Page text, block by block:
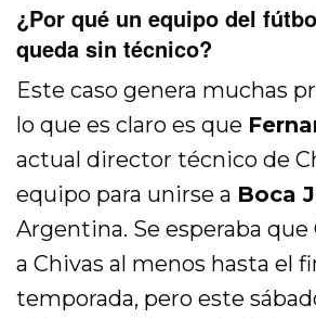
¿Por qué un equipo del
queda sin técnico?
Este caso genera muchas
lo que es claro es que
actual director técnico de
equipo para unirse a Boca
Argentina. Se esperaba
a Chivas al menos hasta el
temporada, pero este